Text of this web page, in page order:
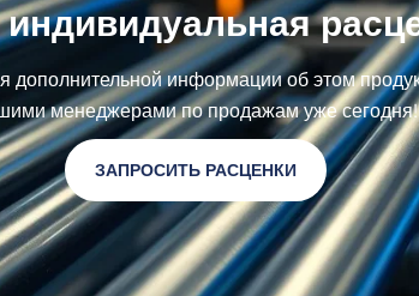
дополнительной информации об этом
менеджерами по продажам уже сегодня!
ЗАПРОСИТЬ РАСЦЕНКИ